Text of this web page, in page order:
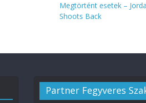
Megtörtént esetek –
Shoots Back
Partner Fegyveres